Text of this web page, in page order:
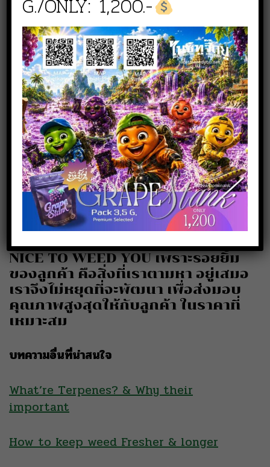
NICE TO WEED YOU สาขา
เพชรเกษม
line :@nicetoweedyou
Phone :080 519 5144
NICE TO WEED YOU สาขาตลาดพลู
line :@nicetoweedyou.tp
Phone :083 942 6549
NICE TO WEED YOU เพราะรอยยิ้ม
ของลูกค้า คือสิ่งที่เราตามหา อยู่เสมอ
เราจึงไม่หยุดที่จะพัฒนา เพื่อส่งมอบ
คุณภาพสูงสุดให้กับลูกค้า ในราคาที่
เหมาะสม
บทความอื่นที่น่าสนใจ
What’re Terpenes? & Why their
important
How to keep weed Fresher & longer